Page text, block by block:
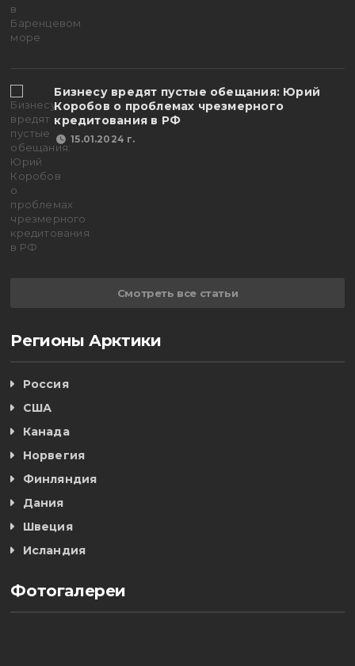
Бизнесу вредят пустые обещания: Юрий
Коробов о проблемах чрезмерного
кредитования в РФ
15.01.2024 г.
Смотреть все статьи
Регионы Арктики
Россия
США
Канада
Норвегия
Финляндия
Дания
Швеция
Исландия
Фотогалереи